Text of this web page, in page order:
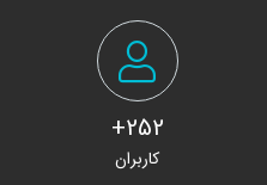
252+
کاربران